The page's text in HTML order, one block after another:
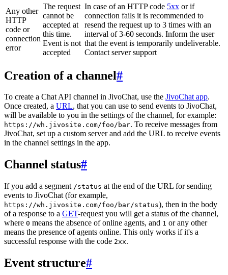
Any other
HTTP
code or
connection
error
The request
cannot be
accepted at
this time.
Event is not
accepted
In case of an HTTP code 5xx or if
connection fails it is recommended to
resend the request up to 3 times with an
interval of 3-60 seconds. Inform the user
that the event is temporarily undeliverable.
Contact server support
Creation of a channel#
To create a Chat API channel in JivoChat, use the JivoChat app.
Once created, a URL, that you can use to send events to JivoChat,
will be available to you in the settings of the channel, for example:
https://wh.jivosite.com/foo/bar. To receive messages from
JivoChat, set up a custom server and add the URL to receive events
in the channel settings in the app.
Channel status#
If you add a segment /status at the end of the URL for sending
events to JivoChat (for example,
https://wh.jivosite.com/foo/bar/status), then in the body
of a response to a GET-request you will get a status of the channel,
where 0 means the absence of online agents, and 1 or any other
means the presence of agents online. This only works if it's a
successful response with the code 2xx.
Event structure#